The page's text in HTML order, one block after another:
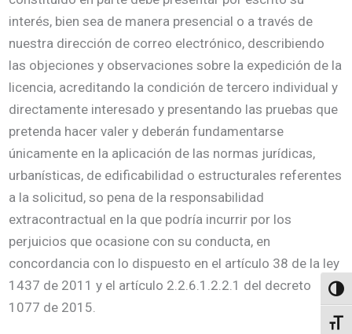
interés, bien sea de manera presencial o a través de
nuestra dirección de correo electrónico, describiendo
las objeciones y observaciones sobre la expedición de la
licencia, acreditando la condición de tercero individual y
directamente interesado y presentando las pruebas que
pretenda hacer valer y deberán fundamentarse
únicamente en la aplicación de las normas jurídicas,
urbanísticas, de edificabilidad o estructurales referentes
a la solicitud, so pena de la responsabilidad
extracontractual en la que podría incurrir por los
perjuicios que ocasione con su conducta, en
concordancia con lo dispuesto en el artículo 38 de la ley
1437 de 2011 y el artículo 2.2.6.1.2.2.1 del decreto
1077 de 2015.